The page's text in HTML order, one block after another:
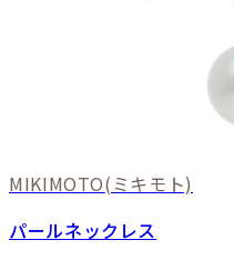
MIKIMOTO(ミキモト)
パールネックレス